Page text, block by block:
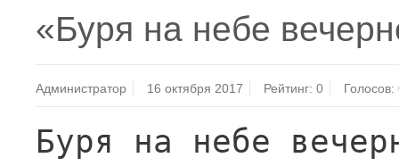
«Буря на небе
Администратор 16 октября 2017 Рейтинг:0 Голосов:
Буря на небе